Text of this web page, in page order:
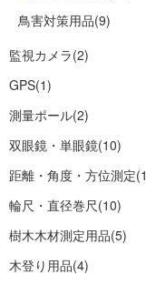
鳥害対策用品(9)
監視カメラ(2)
GPS(1)
測量ポール(2)
双眼鏡・単眼鏡(10)
距離・角度・方位測定
輪尺・直径巻尺(10)
樹木木材測定用品(5)
木登り用品(4)